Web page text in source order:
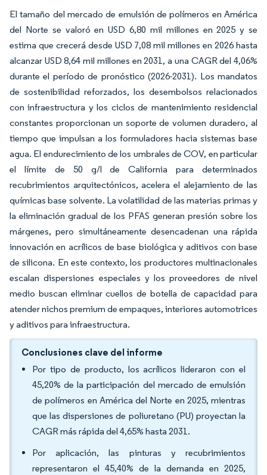
El tamaño del mercado de emulsión de polímeros en América
del Norte se valoró en USD 6,80 mil millones en 2025 y se
estima que crecerá desde USD 7,08 mil millones en 2026 hasta
alcanzar USD 8,64 mil millones en 2031, a una CAGR del 4,06%
durante el período de pronóstico (2026-2031). Los mandatos
de sostenibilidad reforzados, los desembolsos relacionados
con infraestructura y los ciclos de mantenimiento residencial
constantes proporcionan un soporte de volumen duradero, al
tiempo que impulsan a los formuladores hacia sistemas base
agua. El endurecimiento de los umbrales de COV, en particular
el límite de 50 g/l de California para determinados
recubrimientos arquitectónicos, acelera el alejamiento de las
químicas base solvente. La volatilidad de las materias primas y
la eliminación gradual de los PFAS generan presión sobre los
márgenes, pero simultáneamente desencadenan una rápida
innovación en acrílicos de base biológica y aditivos con base
de silicona. En este contexto, los productores multinacionales
escalan dispersiones especiales y los proveedores de nivel
medio buscan eliminar cuellos de botella de capacidad para
atender nichos premium de empaques, interiores automotrices
y aditivos para infraestructura.
Conclusiones clave del informe
Por tipo de producto, los acrílicos lideraron con el
45,20% de la participación del mercado de emulsión
de polímeros en América del Norte en 2025, mientras
que las dispersiones de poliuretano (PU) proyectan la
CAGR más rápida del 4,65% hasta 2031.
Por aplicación, las pinturas y recubrimientos
representaron el 45,40% de la demanda en 2025,